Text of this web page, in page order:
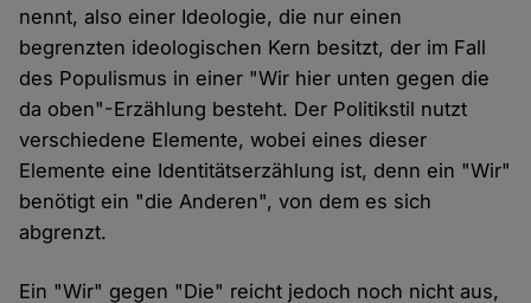
nennt, also einer Ideologie, die nur einen
begrenzten ideologischen Kern besitzt, der im Fall
des Populismus in einer "Wir hier unten gegen die
da oben"-Erzählung besteht. Der Politikstil nutzt
verschiedene Elemente, wobei eines dieser
Elemente eine Identitätserzählung ist, denn ein "Wir"
benötigt ein "die Anderen", von dem es sich
abgrenzt.
Ein "Wir" gegen "Die" reicht jedoch noch nicht aus,